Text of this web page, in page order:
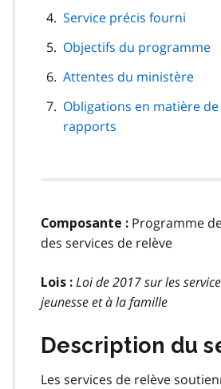
Service précis fourni
Objectifs du programme
Attentes du ministère
Obligations en matière
rapports
Composante : Programme
des services de relève
Lois : Loi de 2017 sur les
jeunesse et à la famille
Description du
Les services de relève